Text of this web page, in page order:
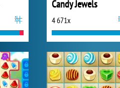
Candy Jewels
4 671x